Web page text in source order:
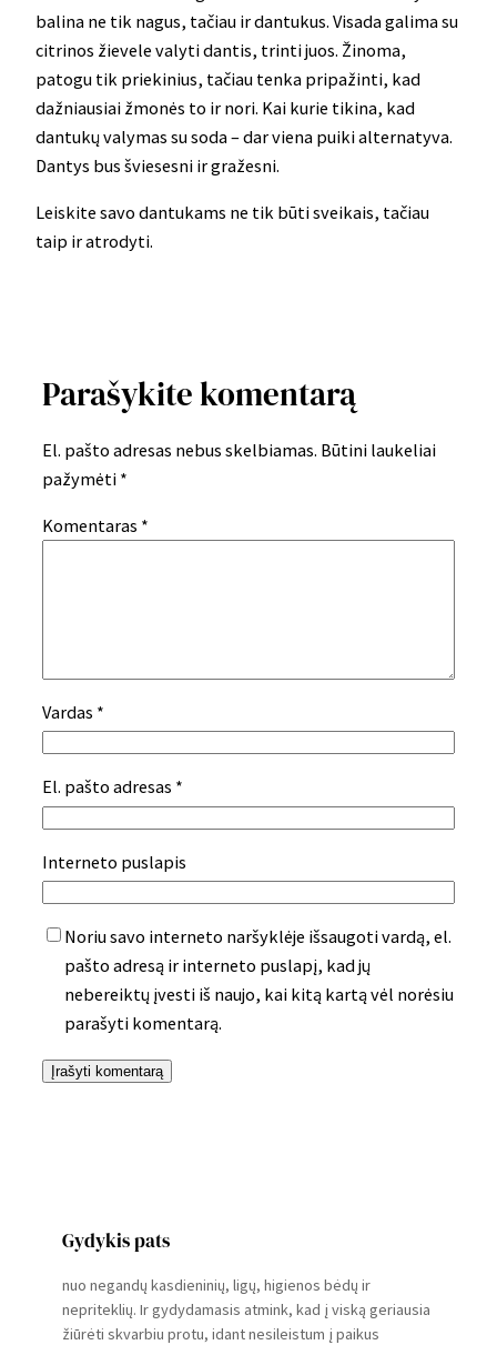
balina ne tik nagus, tačiau ir dantukus. Visada galima su
citrinos žievele valyti dantis, trinti juos. Žinoma,
patogu tik priekinius, tačiau tenka pripažinti, kad
dažniausiai žmonės to ir nori. Kai kurie tikina, kad
dantukų valymas su soda – dar viena puiki alternatyva.
Dantys bus šviesesni ir gražesni.
Leiskite savo dantukams ne tik būti sveikais, tačiau
taip ir atrodyti.
Parašykite komentarą
El. pašto adresas nebus skelbiamas. Būtini laukeliai
pažymėti *
Komentaras *
Vardas *
El. pašto adresas *
Interneto puslapis
Noriu savo interneto naršyklėje išsaugoti vardą, el.
pašto adresą ir interneto puslapį, kad jų
nebereiktų įvesti iš naujo, kai kitą kartą vėl norėsiu
parašyti komentarą.
Gydykis pats
nuo negandų kasdieninių, ligų, higienos bėdų ir
nepriteklių. Ir gydydamasis atmink, kad į viską geriausia
žiūrėti skvarbiu protu, idant nesileistum į paikus